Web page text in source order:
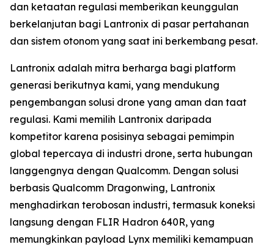
dan ketaatan regulasi memberikan keunggulan
berkelanjutan bagi Lantronix di pasar pertahanan
dan sistem otonom yang saat ini berkembang pesat.
Lantronix adalah mitra berharga bagi platform
generasi berikutnya kami, yang mendukung
pengembangan solusi drone yang aman dan taat
regulasi. Kami memilih Lantronix daripada
kompetitor karena posisinya sebagai pemimpin
global tepercaya di industri drone, serta hubungan
langgengnya dengan Qualcomm. Dengan solusi
berbasis Qualcomm Dragonwing, Lantronix
menghadirkan terobosan industri, termasuk koneksi
langsung dengan FLIR Hadron 640R, yang
memungkinkan payload Lynx memiliki kemampuan